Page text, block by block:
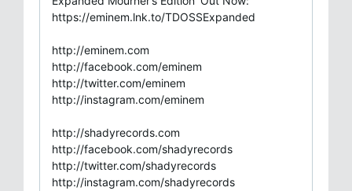
https://eminem.lnk.to/TDOSSExpanded
http://eminem.com
http://facebook.com/eminem
http://twitter.com/eminem
http://instagram.com/eminem
http://shadyrecords.com
http://facebook.com/shadyrecords
http://twitter.com/shadyrecords
http://instagram.com/shadyrecords